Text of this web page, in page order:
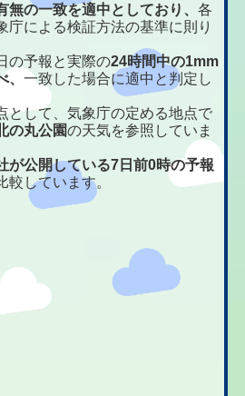
無の一致を適中としており、各
庁による検証方法の基準に則り
の予報と実際の24時間中の1mm
、一致した場合に適中と判定し
して、気象庁の定める地点で
の丸公園の天気を参照していま
が公開している7日前0時の予報
較しています。